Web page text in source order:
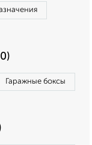
Гаражные боксы